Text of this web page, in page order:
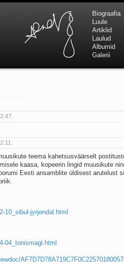
Biograafia
Luule
Artiklid
Laulud
Albumid
Galerii
teema kahetsusväärselt
kaasa, kopeerin lingid muusikute
Eesti ansamblite üldisest arutelust
10_sibul-jyrjendal.html
04_tonismagi.html